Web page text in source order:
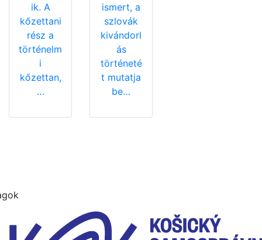
ik. A
kőzettani
rész a
történelm
i
kőzettan,
…
ismert, a
szlovák
kivándorl
ás
történeté
t mutatja
be…